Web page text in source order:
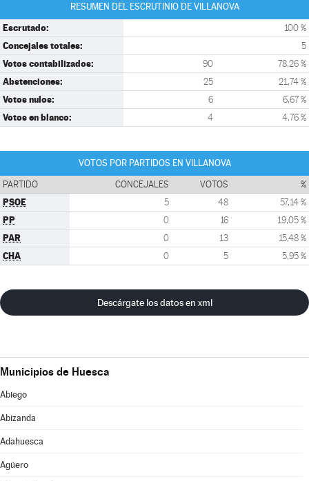
RESUMEN DEL ESCRUTINIO DE VILLANOVA
Escrutado: 100 %
Concejales totales: 5
Votos contabilizados: 90 78,26 %
Abstenciones: 25 21,74 %
Votos nulos: 6 6,67 %
Votos en blanco: 4 4,76 %
VOTOS POR PARTIDOS EN VILLANOVA
PARTIDO CONCEJALES VOTOS %
PSOE 5 48 57,14 %
PP 0 16 19,05 %
PAR 0 13 15,48 %
CHA 0 5 5,95 %
Descárgate los datos en xml
Municipios de Huesca
Abiego
Abizanda
Adahuesca
Agüero